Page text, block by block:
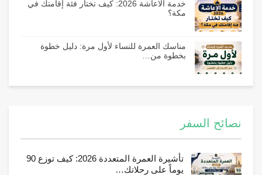
خدمة الاعاشة 2026: كيف تختار فئة إقامتك في
مكة؟
مناسك العمرة للنساء لأول مرة: دليل خطوة
بخطوة من…
نصائح السفر
تأشيرة العمرة المتعددة 2026: كيف توزع 90
يوماً على رحلاتك…